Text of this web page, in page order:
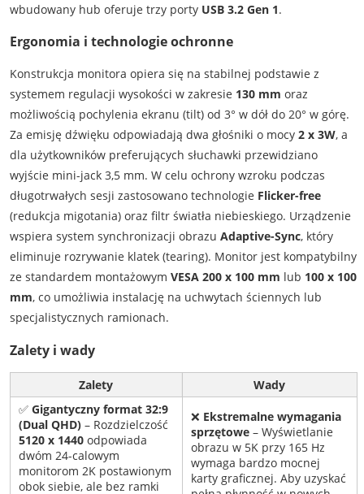
wbudowany hub oferuje trzy porty USB 3.2 Gen 1.
Ergonomia i technologie ochronne
Konstrukcja monitora opiera się na stabilnej podstawie z
systemem regulacji wysokości w zakresie 130 mm oraz
możliwością pochylenia ekranu (tilt) od 3° w dół do 20° w górę.
Za emisję dźwięku odpowiadają dwa głośniki o mocy 2 x 3W, a
dla użytkowników preferujących słuchawki przewidziano
wyjście mini-jack 3,5 mm. W celu ochrony wzroku podczas
długotrwałych sesji zastosowano technologie Flicker-free
(redukcja migotania) oraz filtr światła niebieskiego. Urządzenie
wspiera system synchronizacji obrazu Adaptive-Sync, który
eliminuje rozrywanie klatek (tearing). Monitor jest kompatybilny
ze standardem montażowym VESA 200 x 100 mm lub 100 x 100
mm, co umożliwia instalację na uchwytach ściennych lub
specjalistycznych ramionach.
Zalety i wady
Zalety
Wady
✅ Gigantyczny format 32:9
(Dual QHD)– Rozdzielczość
5120 x 1440odpowiada
dwóm 24-calowym
monitorom 2K postawionym
obok siebie, ale bez ramki
❌ Ekstremalne wymagania
sprzętowe– Wyświetlanie
obrazu w 5K przy 165 Hz
wymaga bardzo mocnej
karty graficznej. Aby uzyskać